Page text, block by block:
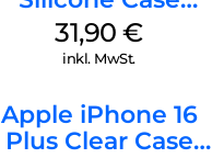
MagSafe Fuchsia
31,90€
inkl. MwSt.
Apple iPhone 16
Plus Clear Case